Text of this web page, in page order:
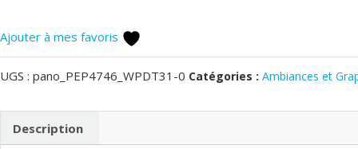
Ajouter à mes favoris
UGS : pano_PEP4746_WPDT31-0 Catégories : Ambiances et
Description